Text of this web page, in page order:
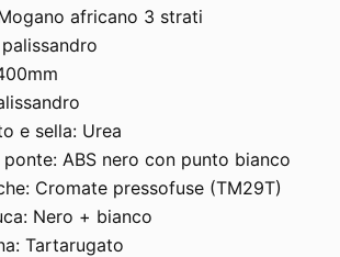
africano 3 strati
e sella: Urea
ABS nero con punto bianco
Cromate pressofuse (TM29T)
Nero + bianco
Tartarugato